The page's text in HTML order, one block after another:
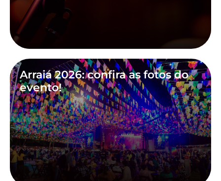
Arraiá 2026: confira as fotos do
evento!